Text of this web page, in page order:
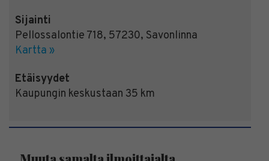
Sijainti
Pellossalontie 718, 57230, Savonlinna
Kartta »
Etäisyydet
Kaupungin keskustaan 35 km